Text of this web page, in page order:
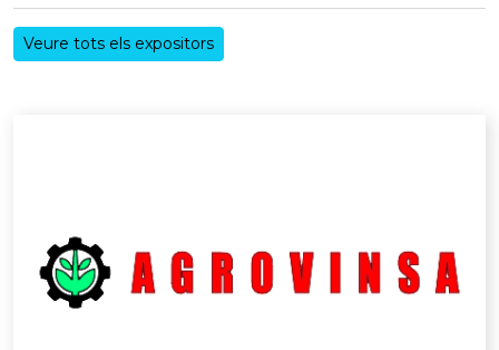
Veure tots els expositors